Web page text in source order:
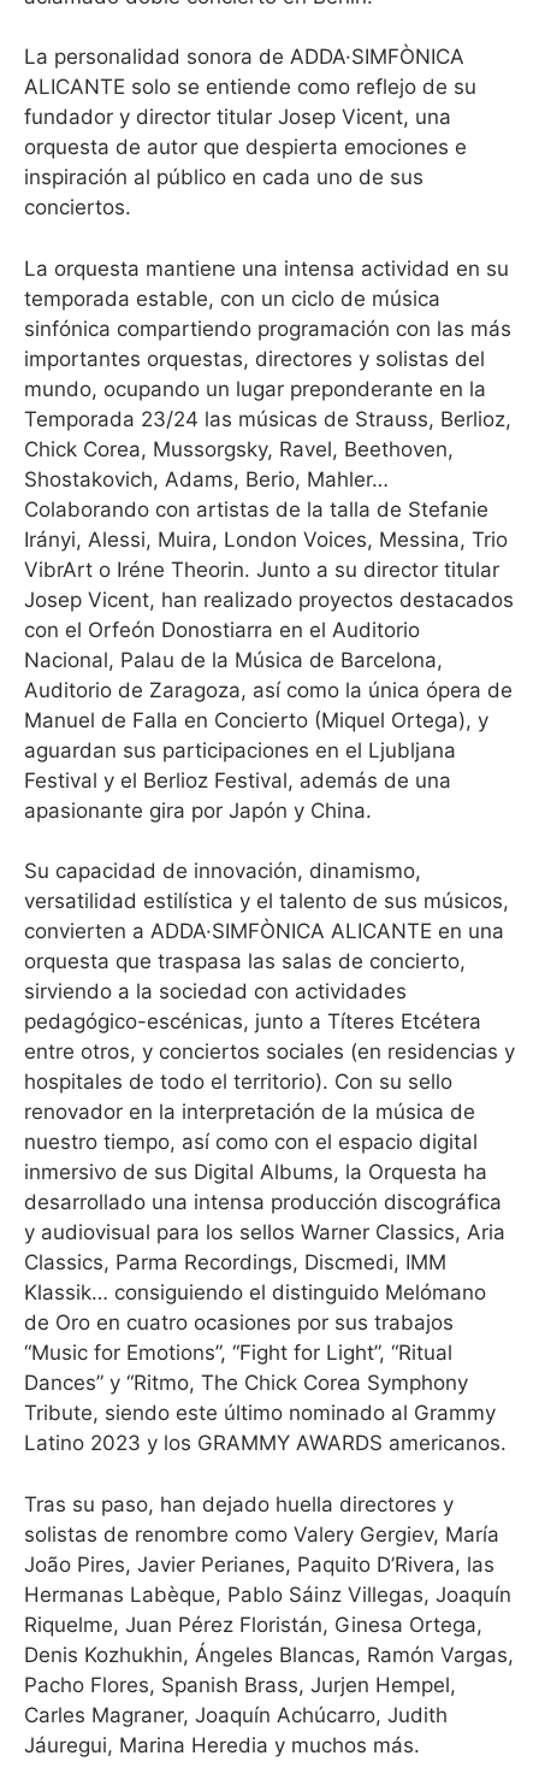
La personalidad sonora de ADDA·SIMFÒNICA
ALICANTE solo se entiende como reflejo de su
fundador y director titular Josep Vicent, una
orquesta de autor que despierta emociones e
inspiración al público en cada uno de sus
conciertos.
La orquesta mantiene una intensa actividad en su
temporada estable, con un ciclo de música
sinfónica compartiendo programación con las más
importantes orquestas, directores y solistas del
mundo, ocupando un lugar preponderante en la
Temporada 23/24 las músicas de Strauss, Berlioz,
Chick Corea, Mussorgsky, Ravel, Beethoven,
Shostakovich, Adams, Berio, Mahler…
Colaborando con artistas de la talla de Stefanie
Irányi, Alessi, Muira, London Voices, Messina, Trio
VibrArt o Iréne Theorin. Junto a su director titular
Josep Vicent, han realizado proyectos destacados
con el Orfeón Donostiarra en el Auditorio
Nacional, Palau de la Música de Barcelona,
Auditorio de Zaragoza, así como la única ópera de
Manuel de Falla en Concierto (Miquel Ortega), y
aguardan sus participaciones en el Ljubljana
Festival y el Berlioz Festival, además de una
apasionante gira por Japón y China.
Su capacidad de innovación, dinamismo,
versatilidad estilística y el talento de sus músicos,
convierten a ADDA·SIMFÒNICA ALICANTE en una
orquesta que traspasa las salas de concierto,
sirviendo a la sociedad con actividades
pedagógico-escénicas, junto a Títeres Etcétera
entre otros, y conciertos sociales (en residencias y
hospitales de todo el territorio). Con su sello
renovador en la interpretación de la música de
nuestro tiempo, así como con el espacio digital
inmersivo de sus Digital Albums, la Orquesta ha
desarrollado una intensa producción discográfica
y audiovisual para los sellos Warner Classics, Aria
Classics, Parma Recordings, Discmedi, IMM
Klassik… consiguiendo el distinguido Melómano
de Oro en cuatro ocasiones por sus trabajos
“Music for Emotions”, “Fight for Light”, “Ritual
Dances” y “Ritmo, The Chick Corea Symphony
Tribute, siendo este último nominado al Grammy
Latino 2023 y los GRAMMY AWARDS americanos.
Tras su paso, han dejado huella directores y
solistas de renombre como Valery Gergiev, María
João Pires, Javier Perianes, Paquito D’Rivera, las
Hermanas Labèque, Pablo Sáinz Villegas, Joaquín
Riquelme, Juan Pérez Floristán, Ginesa Ortega,
Denis Kozhukhin, Ángeles Blancas, Ramón Vargas,
Pacho Flores, Spanish Brass, Jurjen Hempel,
Carles Magraner, Joaquín Achúcarro, Judith
Jáuregui, Marina Heredia y muchos más.